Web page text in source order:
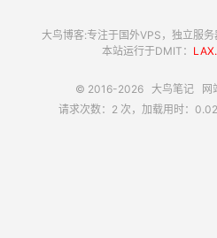
大鸟博客:专注于国外VPS，独立服
本站运行于DMIT：
© 2016-2026 大鸟笔记 网
请求次数：2 次，加载用时：